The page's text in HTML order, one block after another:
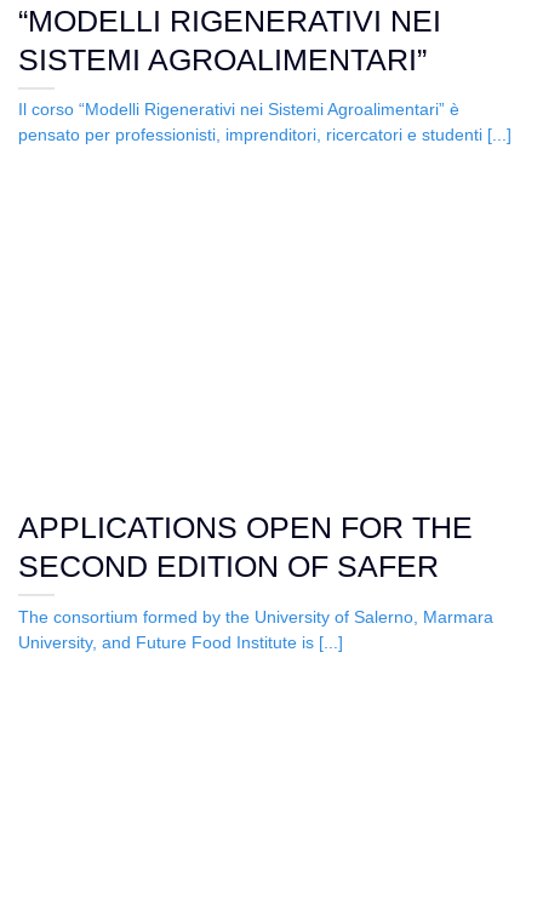
“MODELLI RIGENERATIVI NEI
SISTEMI AGROALIMENTARI”
Il corso “Modelli Rigenerativi nei Sistemi Agroalimentari” è
pensato per professionisti, imprenditori, ricercatori e studenti [...]
APPLICATIONS OPEN FOR THE
SECOND EDITION OF SAFER
The consortium formed by the University of Salerno, Marmara
University, and Future Food Institute is [...]